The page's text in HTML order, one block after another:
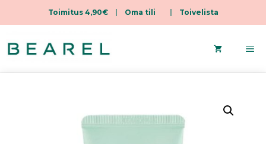
Toimitus 4,90€| Oma tili Toivelista
sisältöön